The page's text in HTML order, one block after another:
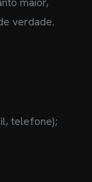
verdade.
telefone);